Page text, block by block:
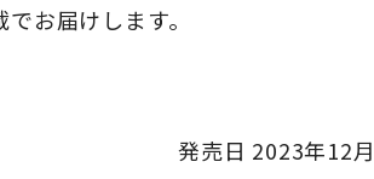
お届けします。
発売日 2023年12